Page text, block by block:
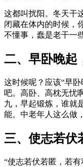
这都叫扰阳。冬天干
闭藏在体内的时候，
不懂事，蠢是老干一
二、早卧晚起
这时候呢？应该“早
吧。高卧、高枕无忧
九，早起锻炼，谁就
能。中老年人这么做
三、使志若伏
“使志若伏若匿，若